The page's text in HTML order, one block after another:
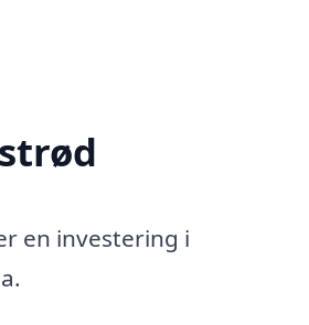
en investering i